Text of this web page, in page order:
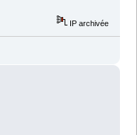
IP archivée